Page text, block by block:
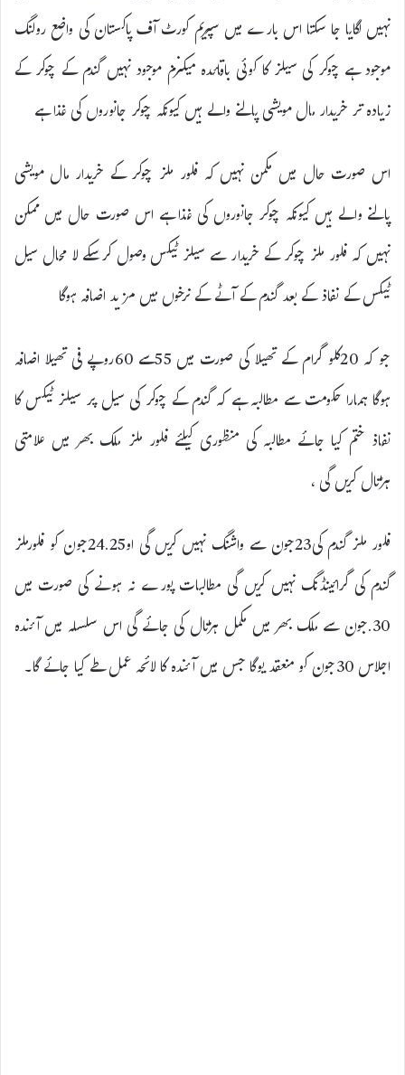
نہیں لگایا جا سکتا اس بارے میں سپریم کورٹ آف پاکستان کی واضع رولنگ
موجود ہے چوکر کی سیلز کا کوئی باقائدہ میکنزم موجود نہیں گندم کے چوکر کے
زیادہ تر خریدار مال مویشی پالنے والے ہیں کیونکہ چوکر جانوروں کی غذا ہے
اس صورت حال میں مکمن نہیں کہ فلور ملز چوکر کے خریدار مال مویشی
پالنے والے ہیں کیونکہ چوکر جانوروں کی غذا ہے اس صورت حال میں ممکن
نہیں کہ فلور ملز چوکر کے خریدار سے سیلز ٹیکس وصول کرسکے لا محال سیل
ٹیکس کے نفاذ کے بعد گندم کے آٹے کے نرخوں میں مزید اضافہ ہوگا
جو کہ 20کلو گرام کے تھیلا کی صورت میں 55سے 60روپے فی تھیلا اضافہ
ہوگا ہمارا حکومت سے مطالبہ ہے کہ گندم کے چوکر کی سیل پر سیلز ٹیکس کا
نفاذ ختم کیا جائے مطالبہ کی منظوری کیلئے فلور ملز ملک بھر میں علامتی
ہڑتال کریں گی ،
فلور ملز گندم کی23جون سے واشنگ نہیں کریں گی او24.25جون کو فلورملز
گندم کی گرائینڈنگ نہیں کریں گی مطالبات پورے نہ ہونے کی صورت میں
30.جون سے ملک بھر میں مکمل ہڑتال کی جائے گی اس سلسلہ میں آئندہ
اجلاس 30جون کو منعقد یوگا جس میں آئندہ کا لائحہ عمل طے کیا جائے گا۔